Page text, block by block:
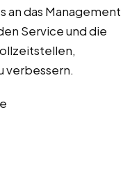
an das Management
Service und die
verbessern.